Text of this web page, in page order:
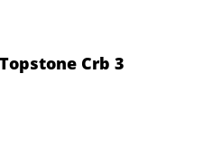
Crb 3